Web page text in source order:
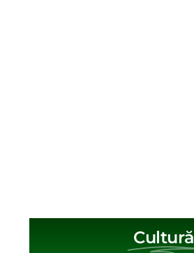
Cultură